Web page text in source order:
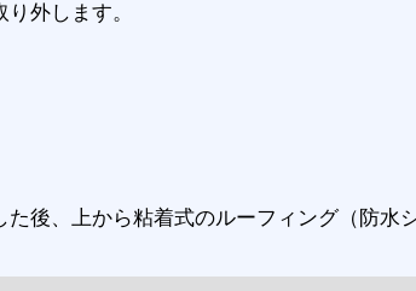
外します。
た後、上から粘着式のルーフィング（防水